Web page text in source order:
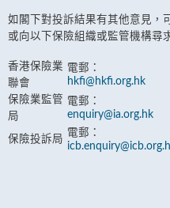
如閣下對投訴結果有其他意見，
或向以下保險組織或監管機構尋
香港保險業
聯會
電郵：
hkfi@hkfi.org.hk
保險業監管
局
電郵：
enquiry@ia.org.hk
保險投訴局
電郵：